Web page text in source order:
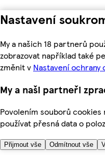
Nastavení
My a našich 18 partnerů
zobrazovat například také
změnit v Nastavení ochrany
My a naši partneři
Povolením souborů
používat přesná data o
Přijmout vše Odmítnout vše